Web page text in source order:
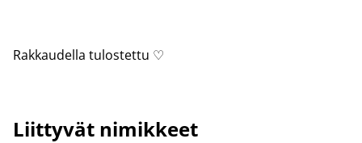
Rakkaudella tulostettu ♡
Liittyvät nimikkeet